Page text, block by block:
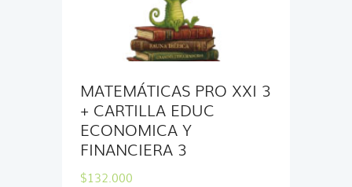
MATEMÁTICAS PRO XXI 3
+ CARTILLA EDUC
ECONOMICA Y
FINANCIERA 3
$132.000